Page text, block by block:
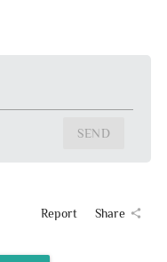
SEND
Report Share share